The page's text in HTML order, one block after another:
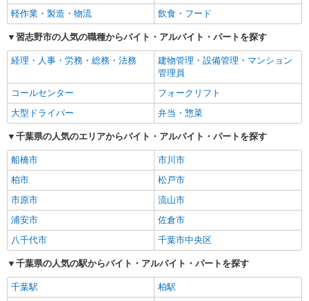
軽作業・製造・物流
飲食・フード
習志野市の人気の職種からバイト・アルバイト・パートを探す
経理・人事・労務・総務・法務
建物管理・設備管理・マンション
管理員
コールセンター
フォークリフト
大型ドライバー
弁当・惣菜
千葉県の人気のエリアからバイト・アルバイト・パートを探す
船橋市
市川市
柏市
松戸市
市原市
流山市
浦安市
佐倉市
八千代市
千葉市中央区
千葉県の人気の駅からバイト・アルバイト・パートを探す
千葉駅
柏駅